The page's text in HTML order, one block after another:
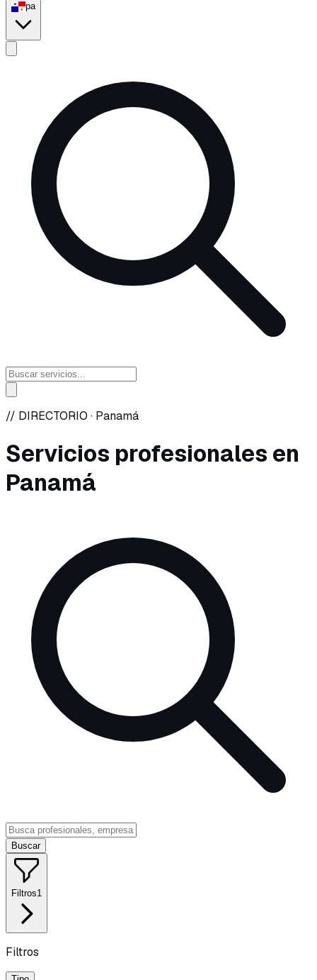
pa
// DIRECTORIO · Panamá
Servicios profesionales en
Panamá
Buscar
Filtros1
Filtros